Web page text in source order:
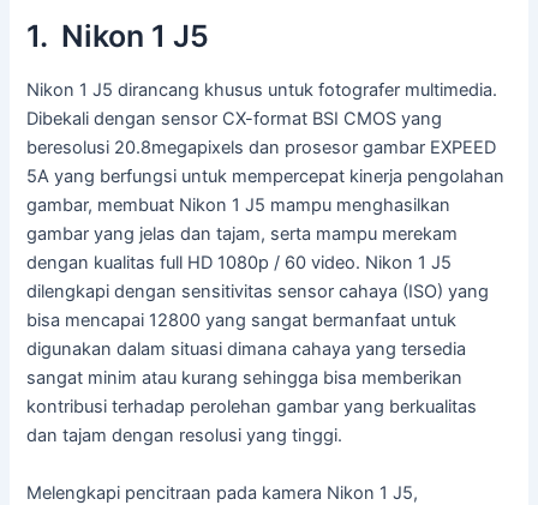
1. Nikon 1 J5
Nikon 1 J5 dirancang khusus untuk fotografer multimedia.
Dibekali dengan sensor CX-format BSI CMOS yang
beresolusi 20.8megapixels dan prosesor gambar EXPEED
5A yang berfungsi untuk mempercepat kinerja pengolahan
gambar, membuat Nikon 1 J5 mampu menghasilkan
gambar yang jelas dan tajam, serta mampu merekam
dengan kualitas full HD 1080p / 60 video. Nikon 1 J5
dilengkapi dengan sensitivitas sensor cahaya (ISO) yang
bisa mencapai 12800 yang sangat bermanfaat untuk
digunakan dalam situasi dimana cahaya yang tersedia
sangat minim atau kurang sehingga bisa memberikan
kontribusi terhadap perolehan gambar yang berkualitas
dan tajam dengan resolusi yang tinggi.
Melengkapi pencitraan pada kamera Nikon 1 J5,